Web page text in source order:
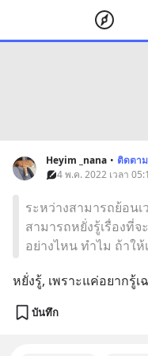
Heyim _nana • ติดตาม
4 พ.ค. 2022 เวลา
ระหว่างสามารถย้อน
สามารถหยั่งรู้เรื่องที่
อย่างไหน ทำไม ถ้าให้
หยั่งรู้, เพราะแค่อยากรู้
บันทึก